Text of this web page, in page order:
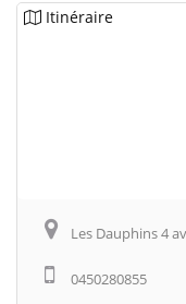
Itinéraire
Les Dauphins 4
0450280855